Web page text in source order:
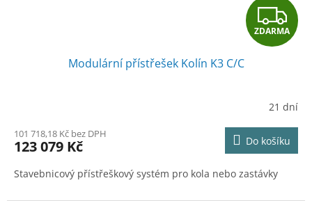
Z
D
R
M
A
ZDARMA
Modulární přístřešek Kolín K3 C/C
21 dní
101 718,18 Kč bez DPH
123 079 Kč Do košíku
Stavebnicový přístřeškový systém pro kola nebo zastávky